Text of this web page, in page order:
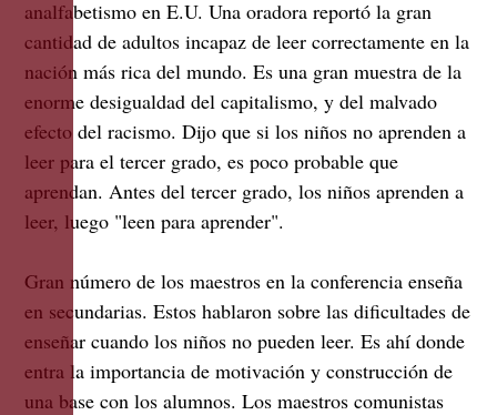
analfabetismo en E.U. Una oradora reportó la gran
cantidad de adultos incapaz de leer correctamente en la
nación más rica del mundo. Es una gran muestra de la
enorme desigualdad del capitalismo, y del malvado
efecto del racismo. Dijo que si los niños no aprenden a
leer para el tercer grado, es poco probable que
aprendan. Antes del tercer grado, los niños aprenden a
leer, luego "leen para aprender".
Gran número de los maestros en la conferencia enseña
en secundarias. Estos hablaron sobre las dificultades de
enseñar cuando los niños no pueden leer. Es ahí donde
entra la importancia de motivación y construcción de
una base con los alumnos. Los maestros comunistas